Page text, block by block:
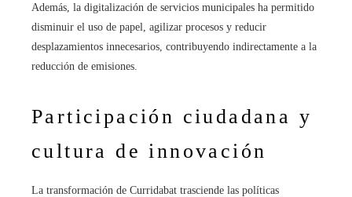
Además, la digitalización de servicios municipales ha permitido
disminuir el uso de papel, agilizar procesos y reducir
desplazamientos innecesarios, contribuyendo indirectamente a la
reducción de emisiones.
Participación ciudadana y
cultura de innovación
La transformación de Curridabat trasciende las políticas